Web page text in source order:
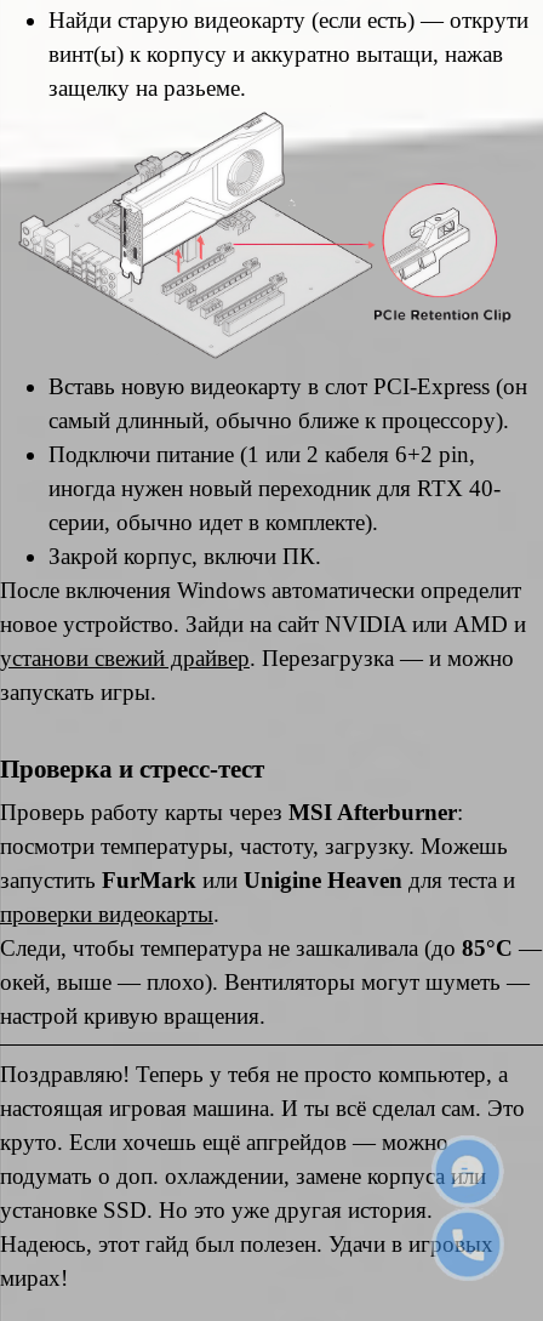
Найди старую видеокарту (если есть) — открути
винт(ы) к корпусу и аккуратно вытащи, нажав
защелку на разьеме.
Вставь новую видеокарту в слот PCI-Express (он
самый длинный, обычно ближе к процессору).
Подключи питание (1 или 2 кабеля 6+2 pin,
иногда нужен новый переходник для RTX 40-
серии, обычно идет в комплекте).
Закрой корпус, включи ПК.
После включения Windows автоматически определит
новое устройство. Зайди на сайт NVIDIA или AMD и
установи свежий драйвер. Перезагрузка — и можно
запускать игры.
Проверка и стресс-тест
Проверь работу карты через MSI Afterburner:
посмотри температуры, частоту, загрузку. Можешь
запустить FurMark или Unigine Heaven для теста и
проверки видеокарты.
Следи, чтобы температура не зашкаливала (до 85°C —
окей, выше — плохо). Вентиляторы могут шуметь —
настрой кривую вращения.
Поздравляю! Теперь у тебя не просто компьютер, а
настоящая игровая машина. И ты всё сделал сам. Это
круто. Если хочешь ещё апгрейдов — можно
подумать о доп. охлаждении, замене корпуса или
установке SSD. Но это уже другая история.
Надеюсь, этот гайд был полезен. Удачи в игровых
мирах!